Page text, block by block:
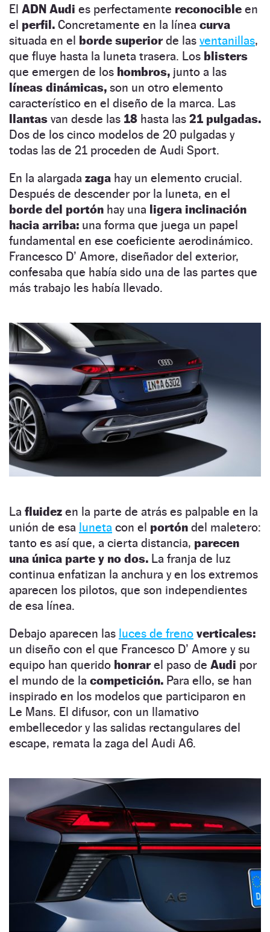
El ADN Audi es perfectamente reconocible en
el perfil. Concretamente en la línea curva
situada en el borde superiorde las ventanillas,
que fluye hasta la luneta trasera. Los blisters
que emergen de los hombros, junto a las
líneas dinámicas, son un otro elemento
característico en el diseño de la marca. Las
llantas van desde las 18 hasta las 21 pulgadas.
Dos de los cinco modelos de 20 pulgadas y
todas las de 21 proceden de Audi Sport.
En la alargada zaga hay un elemento crucial.
Después de descender por la luneta, en el
borde del portón hay una ligera inclinación
hacia arriba: una forma que juega un papel
fundamental en ese coeficiente aerodinámico.
Francesco D’ Amore, diseñador del exterior,
confesaba que había sido una de las partes que
más trabajo les había llevado.
La fluidez en la parte de atrás es palpable en la
unión de esa luneta con el portón del maletero:
tanto es así que, a cierta distancia, parecen
una única parte y no dos. La franja de luz
continua enfatizan la anchura y en los extremos
aparecen los pilotos, que son independientes
de esa línea.
Debajo aparecen las luces de freno verticales:
un diseño con el que Francesco D’ Amore y su
equipo han querido honrarel paso de Audi por
el mundo de la competición. Para ello, se han
inspirado en los modelos que participaron en
Le Mans. El difusor, con un llamativo
embellecedor y las salidas rectangulares del
escape, remata la zaga del Audi A6.